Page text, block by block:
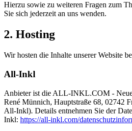
Hierzu sowie zu weiteren Fragen zum
Sie sich jederzeit an uns wenden.
2. Hosting
Wir hosten die Inhalte unserer Website
All-Inkl
Anbieter ist die ALL-INKL.COM -
René Münnich, Hauptstraße 68, 02742
All-Inkl). Details entnehmen Sie der
Inkl: https://all-inkl.com/